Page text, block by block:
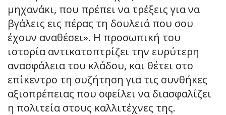
μηχανάκι, που πρέπει να τρέξεις για να
βγάλεις εις πέρας τη δουλειά που σου
έχουν αναθέσει». Η προσωπική του
ιστορία αντικατοπτρίζει την ευρύτερη
ανασφάλεια του κλάδου, και θέτει στο
επίκεντρο τη συζήτηση για τις συνθήκες
αξιοπρέπειας που οφείλει να διασφαλίζει
η πολιτεία στους καλλιτέχνες της.